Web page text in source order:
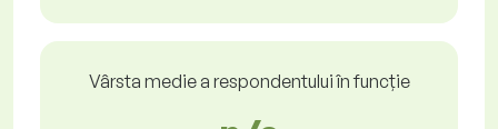
Vârsta medie a respondentului în funcție